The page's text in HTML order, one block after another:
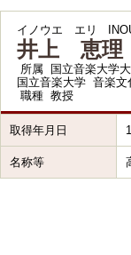
イノウエ エリ
井上 恵理
所属
国立音楽大学
国立音楽大学 音楽文
職種 教授
取得年月日
名称等